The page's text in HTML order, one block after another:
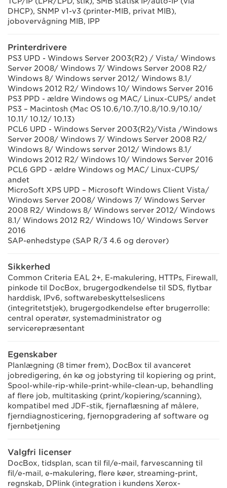
DHCP), SNMP v1-v3 (printer-MIB, privat MIB),
jobovervågning MIB, IPP
Printerdrivere
PS3 UPD - Windows Server 2003(R2) / Vista/ Windows
Server 2008/ Windows 7/ Windows Server 2008 R2/
Windows 8/ Windows server 2012/ Windows 8.1/
Windows 2012 R2/ Windows 10/ Windows Server 2016
PS3 PPD - ældre Windows og MAC/ Linux-CUPS/ andet
PS3 – Macintosh (Mac OS 10.6/10.7/10.8/10.9/10.10/
10.11/ 10.12/ 10.13)
PCL6 UPD - Windows Server 2003(R2)/Vista /Windows
Server 2008/ Windows 7/ Windows Server 2008 R2/
Windows 8/ Windows server 2012/ Windows 8.1/
Windows 2012 R2/ Windows 10/ Windows Server 2016
PCL6 GPD - ældre Windows og MAC/ Linux-CUPS/
andet
MicroSoft XPS UPD – Microsoft Windows Client Vista/
Windows Server 2008/ Windows 7/ Windows Server
2008 R2/ Windows 8/ Windows server 2012/ Windows
8.1/ Windows 2012 R2/ Windows 10/ Windows Server
2016
SAP-enhedstype (SAP R/3 4.6 og derover)
Sikkerhed
Common Criteria EAL 2+, E-makulering, HTTPs, Firewall,
pinkode til DocBox, brugergodkendelse til SDS, flytbar
harddisk, IPv6, softwarebeskyttelseslicens
(integritetstjek), brugergodkendelse efter brugerrolle:
central operatør, systemadministrator og
servicerepræsentant
Egenskaber
Planlægning (8 timer frem), DocBox til avanceret
jobredigering, én kø og jobstyring til kopiering og print,
Spool-while-rip-while-print-while-clean-up, behandling
af flere job, multitasking (print/kopiering/scanning),
kompatibel med JDF-stik, fjernaflæsning af målere,
fjerndiagnosticering, fjernopgradering af software og
fjernbetjening
Valgfri licenser
DocBox, tidsplan, scan til fil/e-mail, farvescanning til
fil/e-mail, e-makulering, flere køer, streaming-print,
regnskab, DPlink (integration i kundens Xerox-